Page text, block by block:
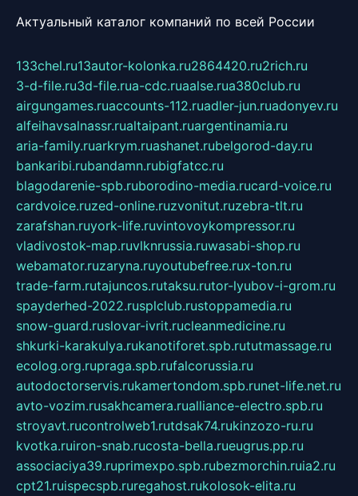
Актуальный каталог компаний по всей России
133chel.ru13autor-kolonka.ru2864420.ru2rich.ru
3-d-file.ru3d-file.rua-cdc.ruaalse.rua380club.ru
airgungames.ruaccounts-112.ruadler-jun.ruadonyev.ru
alfeihavsalnassr.rualtaipant.ruargentinamia.ru
aria-family.ruarkrym.ruashanet.rubelgorod-day.ru
bankaribi.rubandamn.rubigfatcc.ru
blagodarenie-spb.ruborodino-media.rucard-voice.ru
cardvoice.ruzed-online.ruzvonitut.ruzebra-tlt.ru
zarafshan.ruyork-life.ruvintovoykompressor.ru
vladivostok-map.ruvlknrussia.ruwasabi-shop.ru
webamator.ruzaryna.ruyoutubefree.rux-ton.ru
trade-farm.rutajuncos.rutaksu.rutor-lyubov-i-grom.ru
spayderhed-2022.rusplclub.rustoppamedia.ru
snow-guard.ruslovar-ivrit.rucleanmedicine.ru
shkurki-karakulya.rukanotiforet.spb.rututmassage.ru
ecolog.org.rupraga.spb.rufalcorussia.ru
autodoctorservis.rukamertondom.spb.runet-life.net.ru
avto-vozim.rusakhcamera.rualliance-electro.spb.ru
stroyavt.rucontrolweb1.rutdsak74.rukinzozo-ru.ru
kvotka.ruiron-snab.rucosta-bella.rueugrus.pp.ru
associaciya39.ruprimexpo.spb.rubezmorchin.ruia2.ru
cpt21.ruispecspb.ruregahost.rukolosok-elita.ru